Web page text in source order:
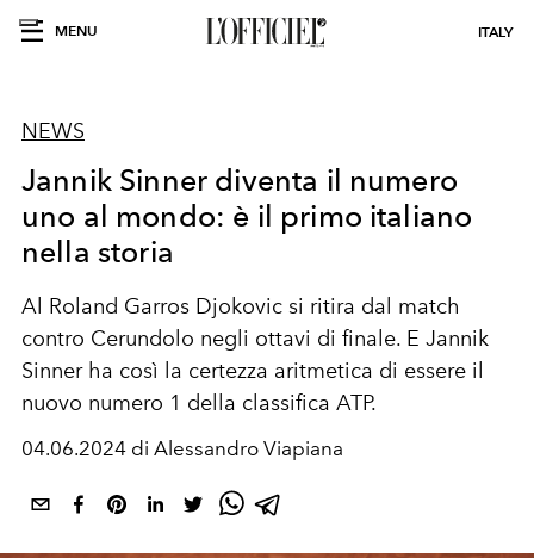
MENU ITALY
NEWS
Jannik Sinner diventa il numero
uno al mondo: è il primo italiano
nella storia
Al Roland Garros Djokovic si ritira dal match
contro Cerundolo negli ottavi di finale. E Jannik
Sinner ha così la certezza aritmetica di essere il
nuovo numero 1 della classifica ATP.
04.06.2024 di Alessandro Viapiana